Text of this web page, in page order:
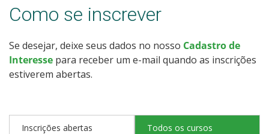
Provas e Gabaritos
Estatísticas dos Processos Seletivos
Como se inscrever
Se desejar, deixe seus dados no nosso Cadastro de
Interesse para receber um e-mail quando as inscrições
estiverem abertas.
Inscrições abertas Todos os cursos